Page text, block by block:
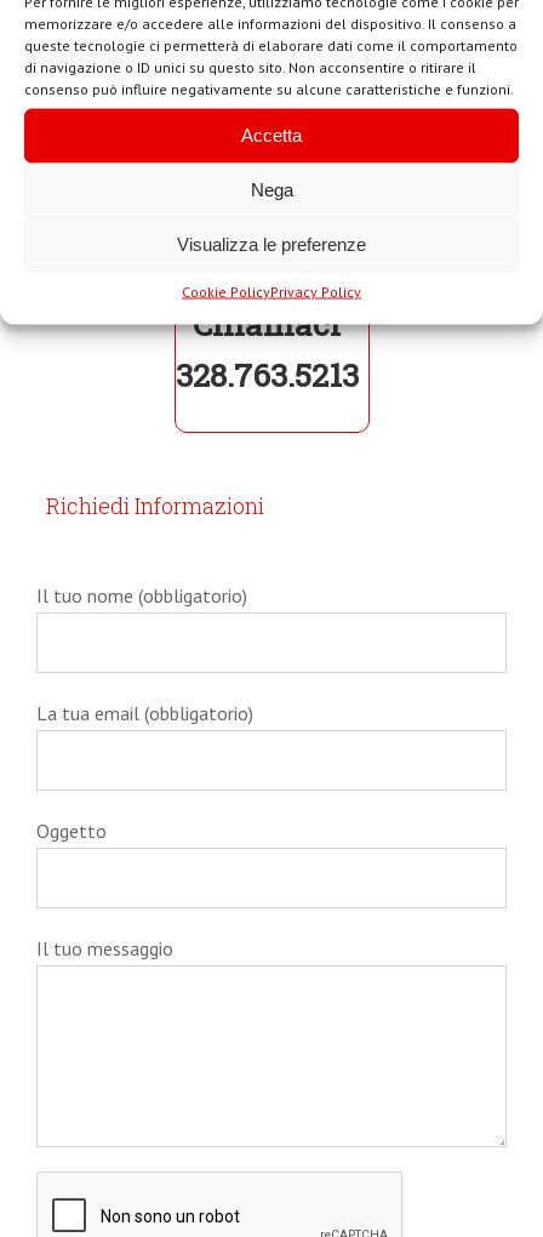
memorizzare e/o accedere alle informazioni del dispositivo. Il consenso a
queste tecnologie ci permetterà di elaborare dati come il comportamento
di navigazione o ID unici su questo sito. Non acconsentire o ritirare il
consenso può influire negativamente su alcune caratteristiche e funzioni.
Accetta
Nega
Visualizza le preferenze
Cookie PolicyPrivacy Policy
Tag: targhe per citofoni Roma, Targhe per citofoni Roma
Tiburtina, Targhe per citofoni, targa per citofono, Targhe
Chiamaci
328.763.5213
Richiedi Informazioni
Il tuo nome (obbligatorio)
La tua email (obbligatorio)
Oggetto
Il tuo messaggio